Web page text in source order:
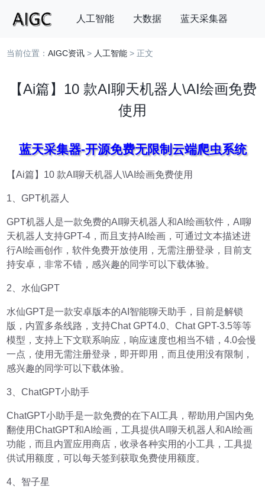
人工智能 大数据 蓝天采集器
搜索
当前位置：AIGC资讯 > 人工智能 > 正文
【Ai篇】10 款AI聊天机器人\AI绘画免费
使用
蓝天采集器-开源免费无限制云端爬虫系统
【Ai篇】10 款AI聊天机器人\\AI绘画免费使用
1、GPT机器人
GPT机器人是一款免费的AI聊天机器人和AI绘画软件，AI聊
天机器人支持GPT-4，而且支持AI绘画，可通过文本描述进
行AI绘画创作，软件免费开放使用，无需注册登录，目前支
持安卓，非常不错，感兴趣的同学可以下载体验。
2、水仙GPT
水仙GPT是一款安卓版本的AI智能聊天助手，目前是解锁
版，内置多条线路，支持Chat GPT4.0、Chat GPT-3.5等等
模型，支持上下文联系响应，响应速度也相当不错，4.0会慢
一点，使用无需注册登录，即开即用，而且使用没有限制，
感兴趣的同学可以下载体验。
3、ChatGPT小助手
ChatGPT小助手是一款免费的在下AI工具，帮助用户国内免
翻使用ChatGPT和AI绘画，工具提供AI聊天机器人和AI绘画
功能，而且内置应用商店，收录各种实用的小工具，工具提
供试用额度，可以每天签到获取免费使用额度。
4、智子星